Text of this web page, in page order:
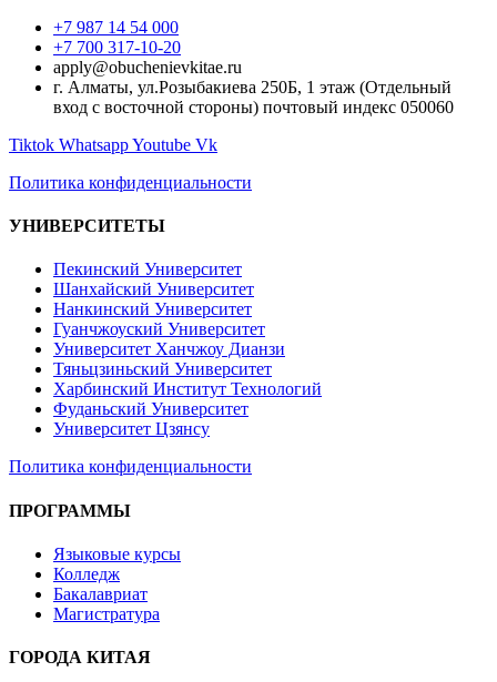
+7 987 14 54 000
+7 700 317-10-20
apply@obuchenievkitae.ru
г. Алматы, ул.Розыбакиева 250Б, 1 этаж (Отдельный
вход с восточной стороны) почтовый индекс 050060
Tiktok WhatsappYoutube Vk
Политика конфиденциальности
УНИВЕРСИТЕТЫ
Пекинский Университет
Шанхайский Университет
Нанкинский Университет
Гуанчжоуский Университет
Университет Ханчжоу Дианзи
Тяньцзиньский Университет
Харбинский Институт Технологий
Фуданьский Университет
Университет Цзянсу
Политика конфиденциальности
ПРОГРАММЫ
Языковые курсы
Колледж
Бакалавриат
Магистратура
ГОРОДА КИТАЯ